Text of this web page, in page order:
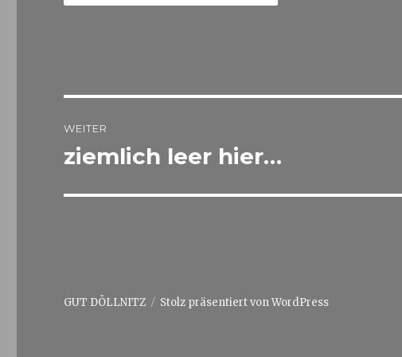
Navigation
WEITER
Nächster
ziemlich leer hier…
GUT DÖLLNITZ Stolz präsentiert von WordPress